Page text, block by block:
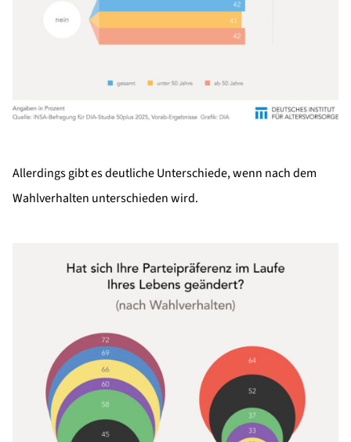
Allerdings gibt es deutliche Unterschiede, wenn nach dem
Wahlverhalten unterschieden wird.